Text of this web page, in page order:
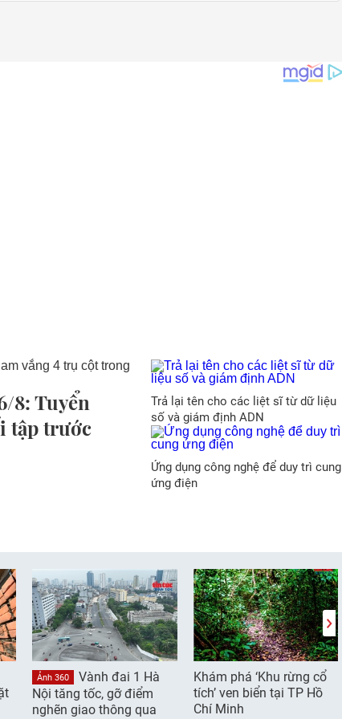
8: Tuyển
tập trước
Trả lại tên cho các liệt sĩ từ dữ liệu
số và giám định ADN
Ứng dụng công nghệ để duy trì cung
ứng điện
Ảnh 360
Vành đai 1 Hà
Nội tăng tốc, gỡ điểm
nghẽn giao thông qua
Khám phá ‘Khu rừng cổ
tích’ ven biển tại TP Hồ
Chí Minh